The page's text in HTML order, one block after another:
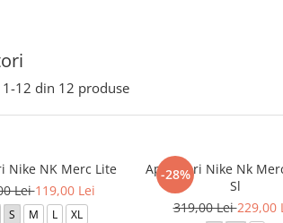
1-12 din 12 produse
Nike NK Merc Lite
Lei119,00 Lei
S M L XL
-28%
Aparatori Nike Nk
Sl
319,00 Lei229,00